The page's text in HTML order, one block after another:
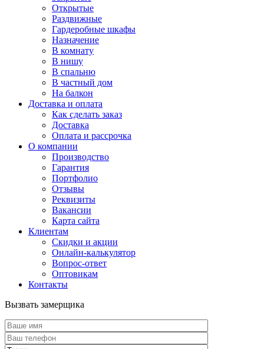
Открытые
Раздвижные
Гардеробные шкафы
Назначение
В комнату
В нишу
В спальню
В частный дом
На балкон
Доставка и оплата
Как сделать заказ
Доставка
Оплата и рассрочка
О компании
Производство
Гарантия
Портфолио
Отзывы
Реквизиты
Вакансии
Карта сайта
Клиентам
Скидки и акции
Онлайн-калькулятор
Вопрос-ответ
Оптовикам
Контакты
Вызвать замерщика